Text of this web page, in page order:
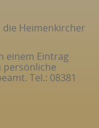
Heimenkircher
einem Eintrag
persönliche
Tel.: 08381